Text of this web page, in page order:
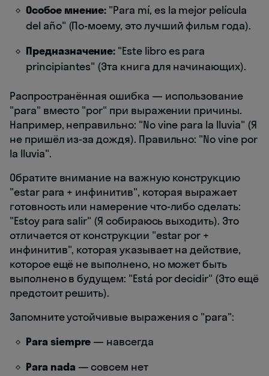
Особое мнение: "Para mí, es la mejor película
del año" (По-моему, это лучший фильм года).
Предназначение: "Este libro es para
principiantes" (Эта книга для начинающих).
Распространённая ошибка — использование
"para" вместо "por" при выражении причины.
Например, неправильно: "No vine para la lluvia" (Я
не пришёл из-за дождя). Правильно: "No vine por
la lluvia".
Обратите внимание на важную конструкцию
"estar para + инфинитив", которая выражает
готовность или намерение что-либо сделать:
"Estoy para salir" (Я собираюсь выходить). Это
отличается от конструкции "estar por +
инфинитив", которая указывает на действие,
которое ещё не выполнено, но может быть
выполнено в будущем: "Está por decidir" (Это ещё
предстоит решить).
Запомните устойчивые выражения с "para":
Para siempre — навсегда
Para nada — совсем нет